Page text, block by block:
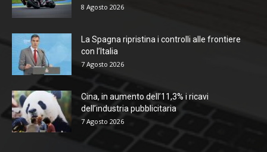
8 Agosto 2026
La Spagna ripristina i controlli alle frontiere
con l’Italia
7 Agosto 2026
Cina, in aumento dell’11,3% i ricavi
dell’industria pubblicitaria
7 Agosto 2026